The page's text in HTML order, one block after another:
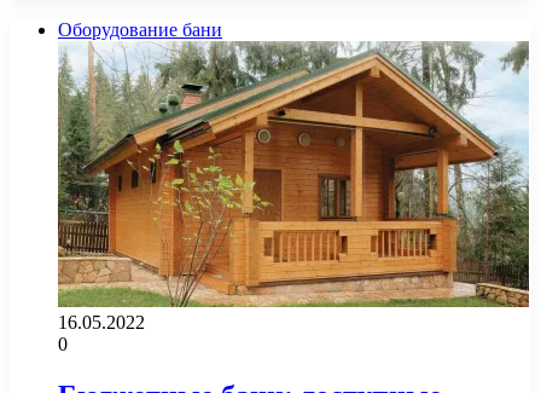
Оборудование бани
16.05.2022
0